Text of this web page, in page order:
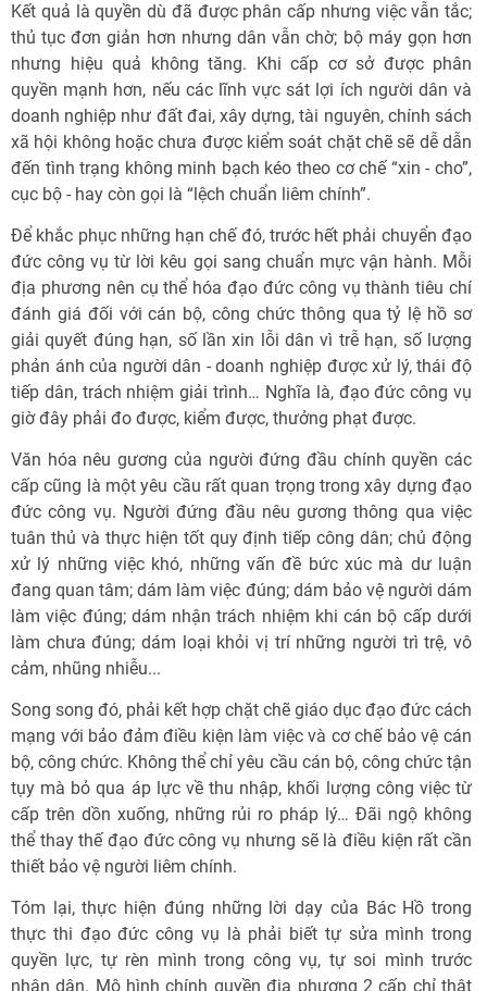
Kết quả là quyền dù đã được phân cấp nhưng việc vẫn tắc;
thủ tục đơn giản hơn nhưng dân vẫn chờ; bộ máy gọn hơn
nhưng hiệu quả không tăng. Khi cấp cơ sở được phân
quyền mạnh hơn, nếu các lĩnh vực sát lợi ích người dân và
doanh nghiệp như đất đai, xây dựng, tài nguyên, chính sách
xã hội không hoặc chưa được kiểm soát chặt chẽ sẽ dễ dẫn
đến tình trạng không minh bạch kéo theo cơ chế “xin - cho”,
cục bộ - hay còn gọi là “lệch chuẩn liêm chính”.
Để khắc phục những hạn chế đó, trước hết phải chuyển đạo
đức công vụ từ lời kêu gọi sang chuẩn mực vận hành. Mỗi
địa phương nên cụ thể hóa đạo đức công vụ thành tiêu chí
đánh giá đối với cán bộ, công chức thông qua tỷ lệ hồ sơ
giải quyết đúng hạn, số lần xin lỗi dân vì trễ hạn, số lượng
phản ánh của người dân - doanh nghiệp được xử lý, thái độ
tiếp dân, trách nhiệm giải trình… Nghĩa là, đạo đức công vụ
giờ đây phải đo được, kiểm được, thưởng phạt được.
Văn hóa nêu gương của người đứng đầu chính quyền các
cấp cũng là một yêu cầu rất quan trọng trong xây dựng đạo
đức công vụ. Người đứng đầu nêu gương thông qua việc
tuân thủ và thực hiện tốt quy định tiếp công dân; chủ động
xử lý những việc khó, những vấn đề bức xúc mà dư luận
đang quan tâm; dám làm việc đúng; dám bảo vệ người dám
làm việc đúng; dám nhận trách nhiệm khi cán bộ cấp dưới
làm chưa đúng; dám loại khỏi vị trí những người trì trệ, vô
cảm, nhũng nhiễu...
Song song đó, phải kết hợp chặt chẽ giáo dục đạo đức cách
mạng với bảo đảm điều kiện làm việc và cơ chế bảo vệ cán
bộ, công chức. Không thể chỉ yêu cầu cán bộ, công chức tận
tụy mà bỏ qua áp lực về thu nhập, khối lượng công việc từ
cấp trên dồn xuống, những rủi ro pháp lý… Đãi ngộ không
thể thay thế đạo đức công vụ nhưng sẽ là điều kiện rất cần
thiết bảo vệ người liêm chính.
Tóm lại, thực hiện đúng những lời dạy của Bác Hồ trong
thực thi đạo đức công vụ là phải biết tự sửa mình trong
quyền lực, tự rèn mình trong công vụ, tự soi mình trước
nhân dân. Mô hình chính quyền địa phương 2 cấp chỉ thật